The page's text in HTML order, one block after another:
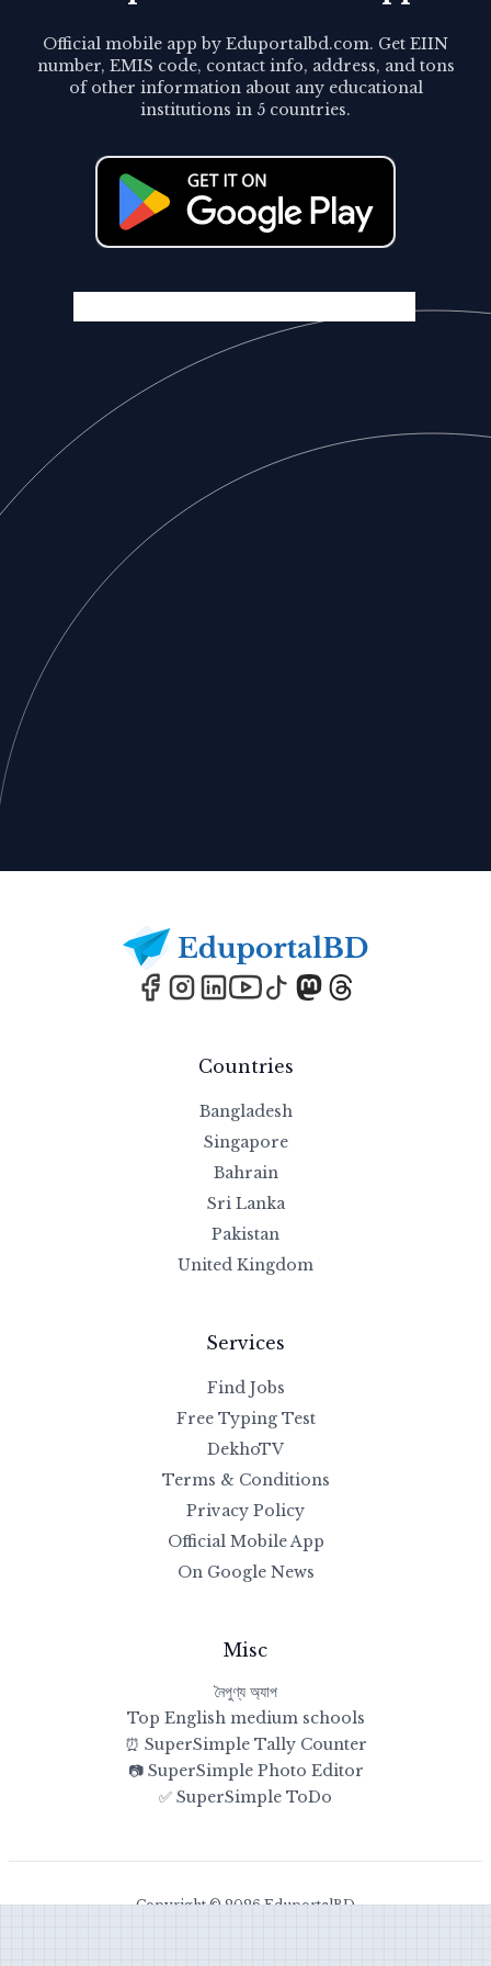
Official mobile app by Eduportalbd.com. Get EIIN
number, EMIS code, contact info, address, and tons
of other information about any educational
institutions in 5 countries.
Countries
Bangladesh
Singapore
Bahrain
Sri Lanka
Pakistan
United Kingdom
Services
Find Jobs
Free Typing Test
DekhoTV
Terms & Conditions
Privacy Policy
Official Mobile App
On Google News
Misc
নৈপুণ্য অ্যাপ
Top English medium schools
⏰ SuperSimple Tally Counter
📷 SuperSimple Photo Editor
✅ SuperSimple ToDo
Copyright © 2026 EduportalBD